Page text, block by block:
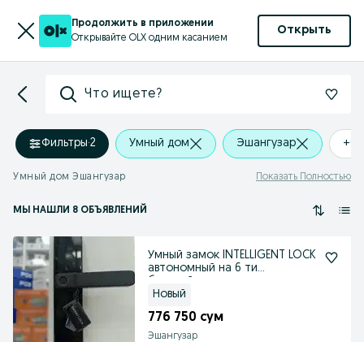
Продолжить в приложении
Открывайте OLX одним касанием
Открыть
Что ищете?
Фильтры·2 Умный дом Эшангузар +0
Умный дом Эшангузар Показать Полностью
МЫ НАШЛИ 8 ОБЪЯВЛЕНИЙ
Умный замок INTELLIGENT LOCK
автономный на 6 ти
Новый
776 750 сум
Эшангузар